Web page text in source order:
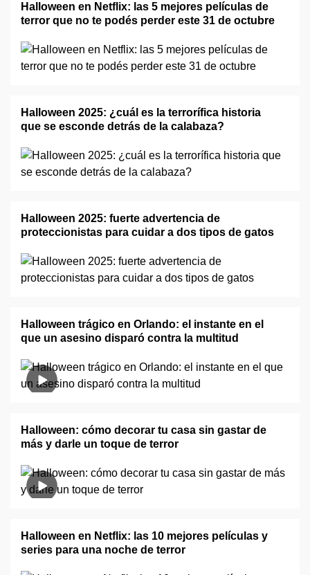
Halloween en Netflix: las 5 mejores películas de
terror que no te podés perder este 31 de octubre
Halloween 2025: ¿cuál es la terrorífica historia
que se esconde detrás de la calabaza?
Halloween 2025: fuerte advertencia de
proteccionistas para cuidar a dos tipos de gatos
Halloween trágico en Orlando: el instante en el
que un asesino disparó contra la multitud
Halloween: cómo decorar tu casa sin gastar de
más y darle un toque de terror
Halloween en Netflix: las 10 mejores películas y
series para una noche de terror